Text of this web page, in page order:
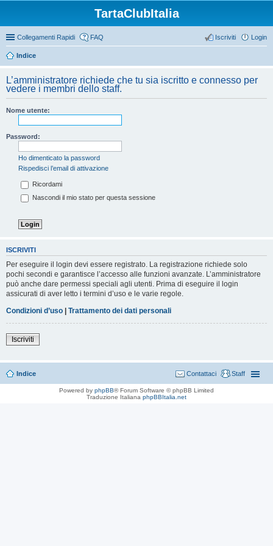
TartaClubItalia
Collegamenti Rapidi FAQ Login
Iscriviti
Indice
L’amministratore richiede che tu sia iscritto e connesso per
vedere i membri dello staff.
Nome utente:
Password:
Ho dimenticato la password
Rispedisci l’email di attivazione
Ricordami
Nascondi il mio stato per questa sessione
ISCRIVITI
Per eseguire il login devi essere registrato. La registrazione richiede solo
pochi secondi e garantisce l’accesso alle funzioni avanzate. L’amministratore
può anche dare permessi speciali agli utenti. Prima di eseguire il login
assicurati di aver letto i termini d’uso e le varie regole.
Condizioni d’uso | Trattamento dei dati personali
Iscriviti
Indice Staff
Contattaci
Powered by phpBB® Forum Software © phpBB Limited
Traduzione Italiana phpBBItalia.net